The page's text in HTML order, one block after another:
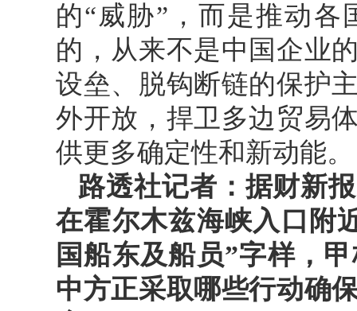
的“威胁”，而是推动
的，从来不是中国企业
设垒、脱钩断链的保护
外开放，捍卫多边贸易
供更多确定性和新动能。
路透社记者：据财新
在霍尔木兹海峡入口附
国船东及船员”字样，
中方正采取哪些行动确